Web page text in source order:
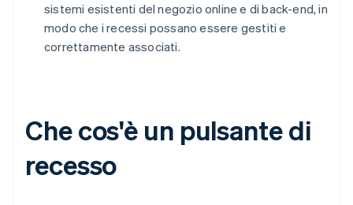
sistemi esistenti del negozio online e di back-end, in
modo che i recessi possano essere gestiti e
correttamente associati.
Che cos'è un pulsante di
recesso